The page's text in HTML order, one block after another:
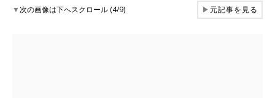
▼次の画像は下へスクロール (4/9) ▶元記事を見る